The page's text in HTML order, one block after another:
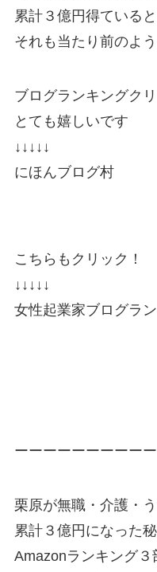
累計３億円得ていると
それも当たり前のよう
ブログランキングク
とても嬉しいです
↓↓↓↓↓
にほんブログ村
こちらもクリック！
↓↓↓↓↓
女性起業家ブログラ
ーーーーーーーーー
栗原が無職・介護・
累計３億円になった
Amazonランキング３